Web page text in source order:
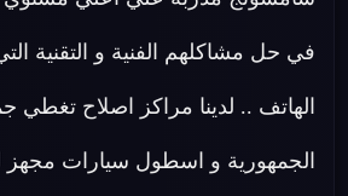
في حل مشاكلهم الفنية و التقنية
الهاتف .. لدينا مراكز اصلاح تغطي
الجمهورية و اسطول سيارات مجهز